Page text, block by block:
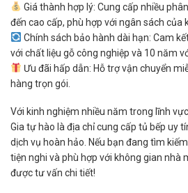
Giá thành hợp lý: Cung cấp nhiều
đến cao cấp, phù hợp với ngân sách của
Chính sách bảo hành dài hạn: Cam
với chất liệu gỗ công nghiệp và 10 năm
Ưu đãi hấp dẫn: Hỗ trợ vận chuyển
hàng trọn gói.
Với kinh nghiệm nhiều năm trong lĩnh
Gia tự hào là địa chỉ cung cấp tủ bếp uy
dịch vụ hoàn hảo. Nếu bạn đang tìm
tiện nghi và phù hợp với không gian nhà
được tư vấn chi tiết!